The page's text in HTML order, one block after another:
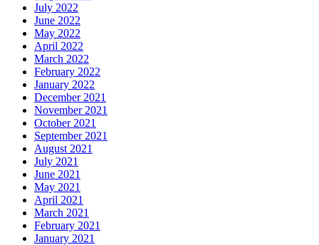
July 2022
June 2022
May 2022
April 2022
March 2022
February 2022
January 2022
December 2021
November 2021
October 2021
September 2021
August 2021
July 2021
June 2021
May 2021
April 2021
March 2021
February 2021
January 2021